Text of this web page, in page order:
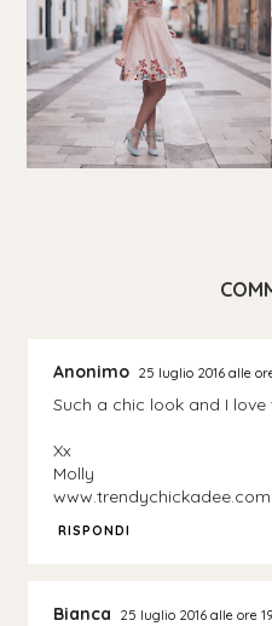
Anonimo 25 luglio 2016 alle
Such a chic look and I
Xx
Molly
www.trendychickadee.com
RISPONDI
Bianca 25 luglio 2016 alle ore